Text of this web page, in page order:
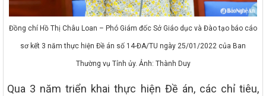
Đồng chí Hồ Thị Châu Loan – Phó Giám đốc Sở Giáo dục và Đào tạo báo cáo
sơ kết 3 năm thực hiện Đề án số 14-ĐA/TU ngày 25/01/2022 của Ban
Thường vụ Tỉnh ủy. Ảnh: Thành Duy
Qua 3 năm triển khai thực hiện Đề án, các chỉ tiêu,